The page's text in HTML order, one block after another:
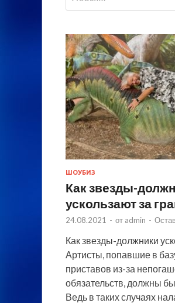
ШОУБИЗ
Как звезды-
ускользают за
24.08.2021 - от admin -
Как звезды-должники
Артисты, попавшие в
приставов из-за
обязательств, должны
Ведь в таких случаях